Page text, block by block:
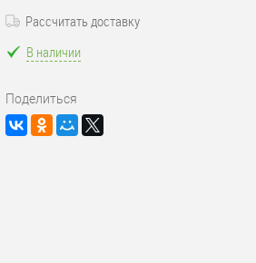
Рассчитать доставку
В наличии
Поделиться